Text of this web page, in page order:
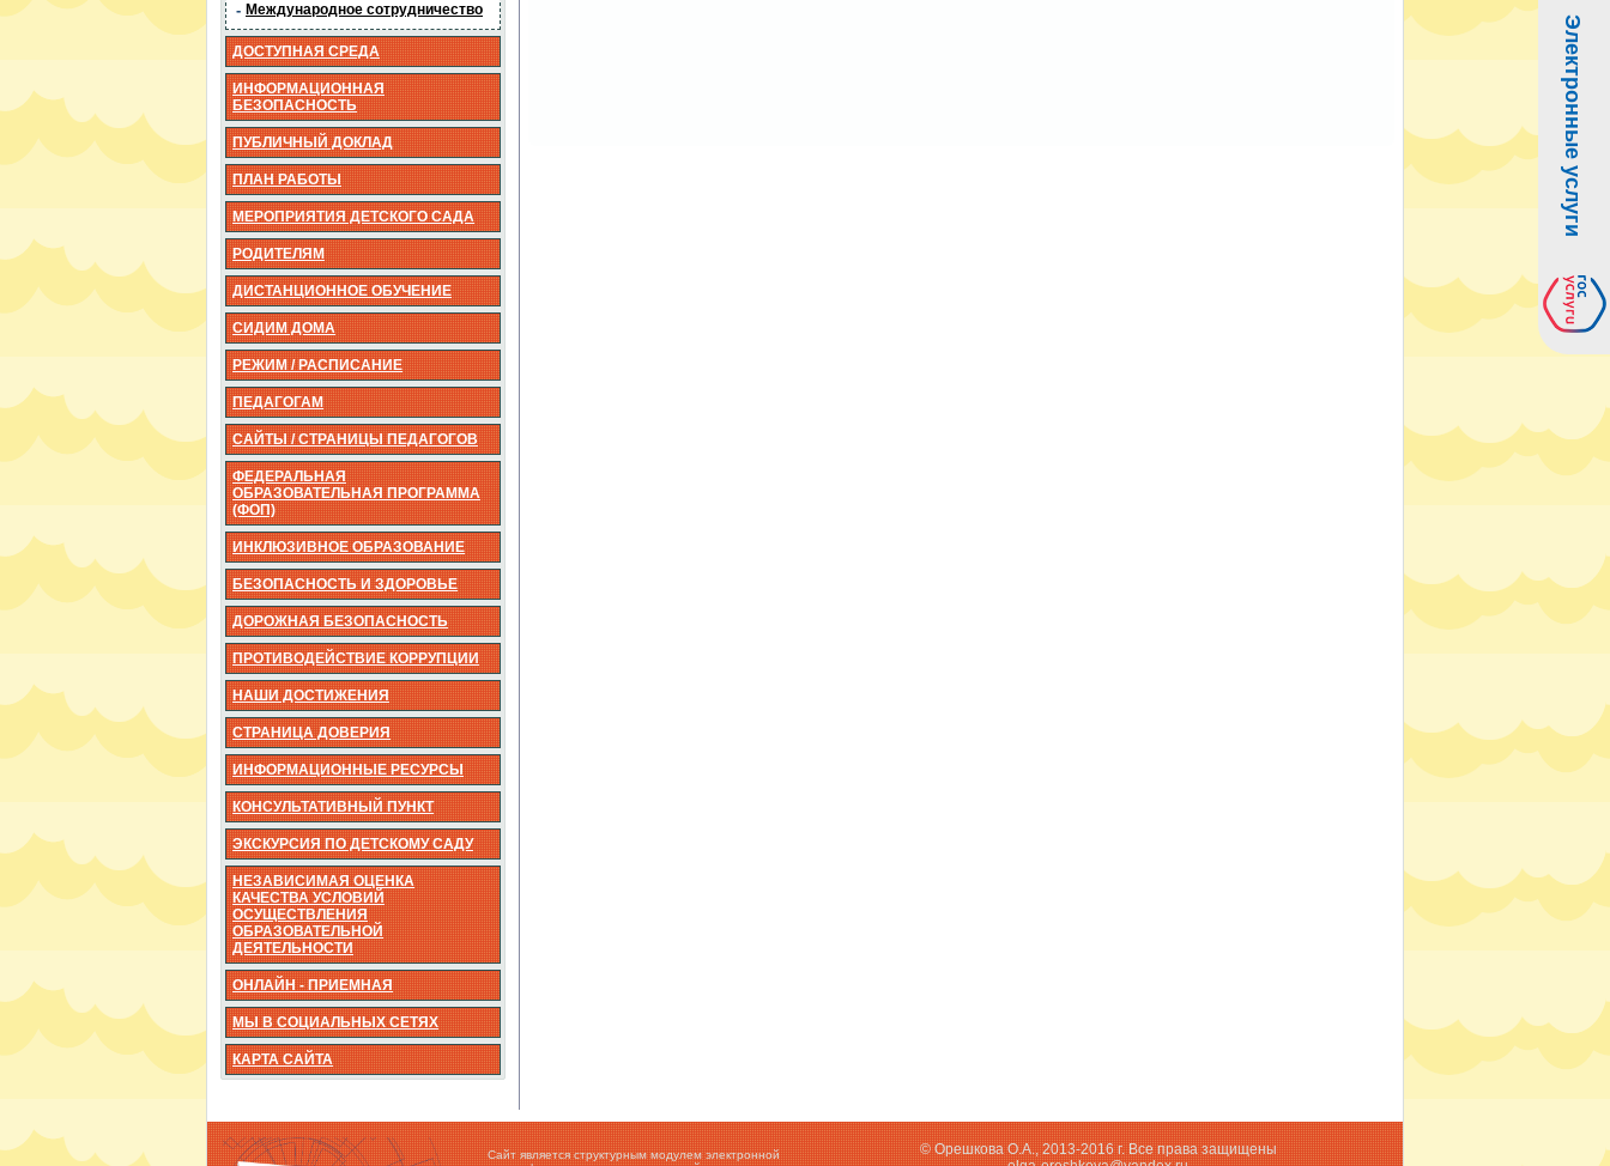
- Международное сотрудничество
ДОСТУПНАЯ СРЕДА
ИНФОРМАЦИОННАЯ
БЕЗОПАСНОСТЬ
ПУБЛИЧНЫЙ ДОКЛАД
ПЛАН РАБОТЫ
МЕРОПРИЯТИЯ ДЕТСКОГО САДА
РОДИТЕЛЯМ
ДИСТАНЦИОННОЕ ОБУЧЕНИЕ
СИДИМ ДОМА
РЕЖИМ / РАСПИСАНИЕ
ПЕДАГОГАМ
САЙТЫ / СТРАНИЦЫ ПЕДАГОГОВ
ФЕДЕРАЛЬНАЯ
ОБРАЗОВАТЕЛЬНАЯ ПРОГРАММА
(ФОП)
ИНКЛЮЗИВНОЕ ОБРАЗОВАНИЕ
БЕЗОПАСНОСТЬ И ЗДОРОВЬЕ
ДОРОЖНАЯ БЕЗОПАСНОСТЬ
ПРОТИВОДЕЙСТВИЕ КОРРУПЦИИ
НАШИ ДОСТИЖЕНИЯ
СТРАНИЦА ДОВЕРИЯ
ИНФОРМАЦИОННЫЕ РЕСУРСЫ
КОНСУЛЬТАТИВНЫЙ ПУНКТ
ЭКСКУРСИЯ ПО ДЕТСКОМУ САДУ
НЕЗАВИСИМАЯ ОЦЕНКА
КАЧЕСТВА УСЛОВИЙ
ОСУЩЕСТВЛЕНИЯ
ОБРАЗОВАТЕЛЬНОЙ
ДЕЯТЕЛЬНОСТИ
ОНЛАЙН - ПРИЕМНАЯ
МЫ В СОЦИАЛЬНЫХ СЕТЯХ
КАРТА САЙТА
Электронные услуги
Сайт является структурным модулем электронной
© Орешкова О.А., 2013-2016 г. Все права защищены